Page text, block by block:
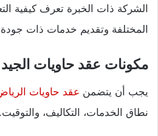
الشركة ذات الخبرة تعرف كيفية
المختلفة وتقديم خدمات ذات جودة
مكونات عقد حاويات الجيد
يجب أن يتضمن عقد حاويات
نطاق الخدمات، التكاليف، والتوقيت.